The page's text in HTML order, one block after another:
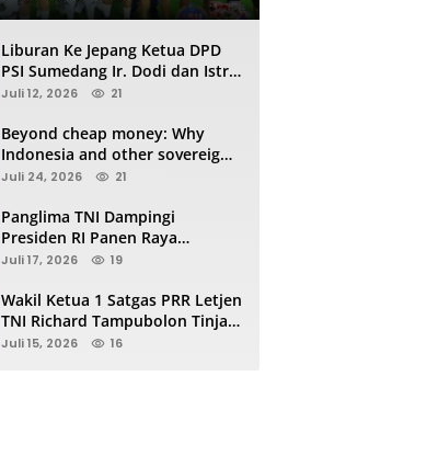
Piala Dunia, Akan Ada Investor
Liburan Ke Jepang Ketua DPD
PSI Sumedang Ir. Dodi dan Istri
Kibarkan Bendera PSI “Jangan
Juli 12, 2026 21
Beyond cheap money: Why
Indonesia and other sovereigns
are turning to panda bonds
Juli 24, 2026 21
Panglima TNI Dampingi
Presiden RI Panen Raya
Terpadu TNI, Perkuat
Juli 17, 2026 19
Wakil Ketua 1 Satgas PRR Letjen
TNI Richard Tampubolon Tinjau
Padang Sidimpuan dan
Juli 15, 2026 16